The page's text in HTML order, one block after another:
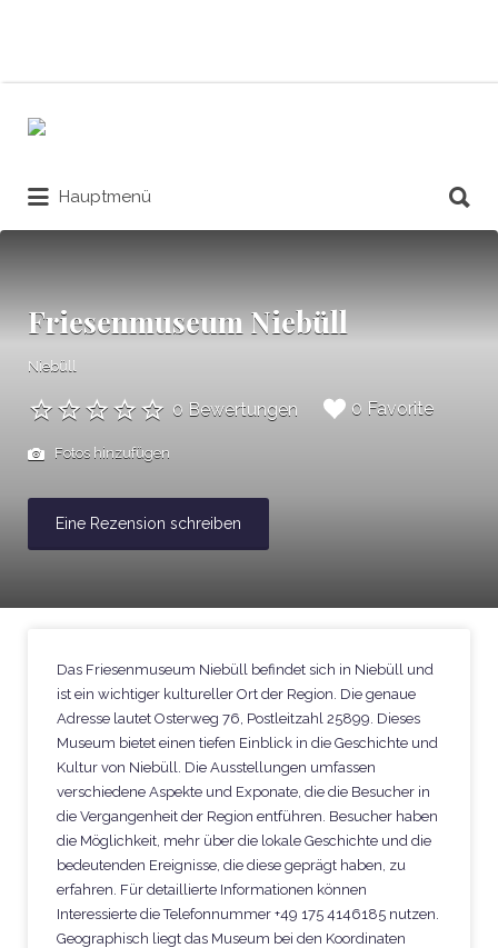
nach:
Hauptmenü
nach:
Friesenmuseum Niebüll
Niebüll
0 Bewertungen 0 Favorite
Fotos hinzufügen
Eine Rezension schreiben
Das Friesenmuseum Niebüll befindet sich in Niebüll und
ist ein wichtiger kultureller Ort der Region. Die genaue
Adresse lautet Osterweg 76, Postleitzahl 25899. Dieses
Museum bietet einen tiefen Einblick in die Geschichte und
Kultur von Niebüll. Die Ausstellungen umfassen
verschiedene Aspekte und Exponate, die die Besucher in
die Vergangenheit der Region entführen. Besucher haben
die Möglichkeit, mehr über die lokale Geschichte und die
bedeutenden Ereignisse, die diese geprägt haben, zu
erfahren. Für detaillierte Informationen können
Interessierte die Telefonnummer +49 175 4146185 nutzen.
Geographisch liegt das Museum bei den Koordinaten